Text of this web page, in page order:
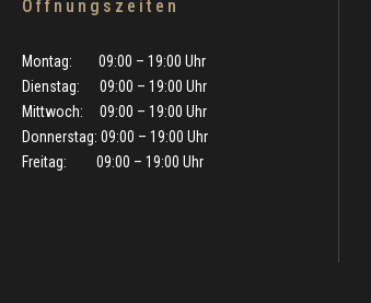
Öffnungszeiten
Montag: 09:00 – 19:00 Uhr
Dienstag: 09:00 – 19:00 Uhr
Mittwoch: 09:00 – 19:00 Uhr
Donnerstag: 09:00 – 19:00 Uhr
Freitag: 09:00 – 19:00 Uhr